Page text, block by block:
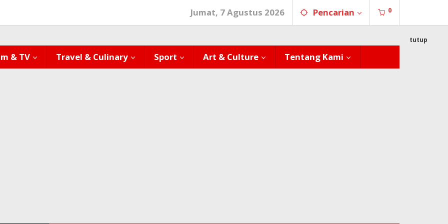
Jumat, 7 Agustus 2026 Pencarian 0
& TV Travel & Culinary Sport Art & Culture Tentang Kami
tutup